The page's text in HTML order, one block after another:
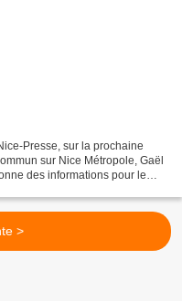
Presse, sur la prochaine
sur Nice Métropole, Gaël
des informations pour le
>